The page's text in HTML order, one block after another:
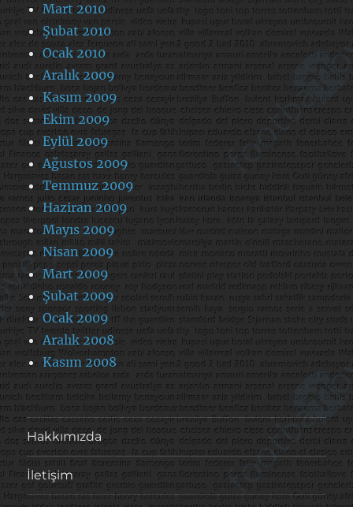
Mart 2010
Şubat 2010
Ocak 2010
Aralık 2009
Kasım 2009
Ekim 2009
Eylül 2009
Ağustos 2009
Temmuz 2009
Haziran 2009
Mayıs 2009
Nisan 2009
Mart 2009
Şubat 2009
Ocak 2009
Aralık 2008
Kasım 2008
Hakkımızda
İletişim